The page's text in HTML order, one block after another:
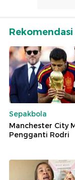
Sepakbola
Manchester City
Pengganti Rodri